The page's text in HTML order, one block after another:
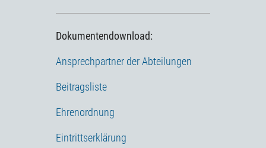
Dokumentendownload:
Ansprechpartner der Abteilungen
Beitragsliste
Ehrenordnung
Eintrittserklärung